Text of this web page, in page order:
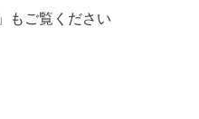
」もご覧ください